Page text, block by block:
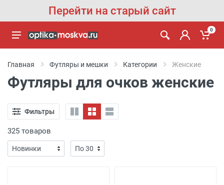
Перейти на старый сайт
0
Главная Футляры и мешки Категории Женские
Футляры для очков женские
Фильтры
325 товаров